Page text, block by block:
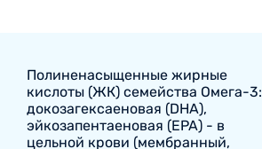
Полиненасыщенные жирные
кислоты (ЖК) семейства Омега-3:
докозагексаеновая (DHA),
эйкозапентаеновая (EPA) - в
цельной крови (мембранный,